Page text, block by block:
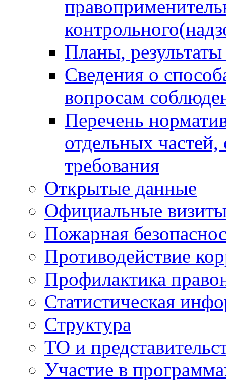
Планы,
Сведения о
вопросам
Перечень
отдельных
требования
Открытые данные
Официальные
Пожарная
Противодействие
Профилактика
Статистическая
Структура
ТО и
Участие в